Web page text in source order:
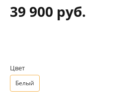
39 900 руб.
Цвет
Белый